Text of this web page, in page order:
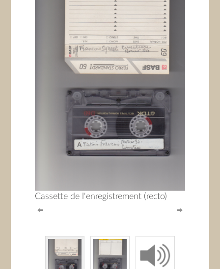
Cassette de l'enregistrement (recto)